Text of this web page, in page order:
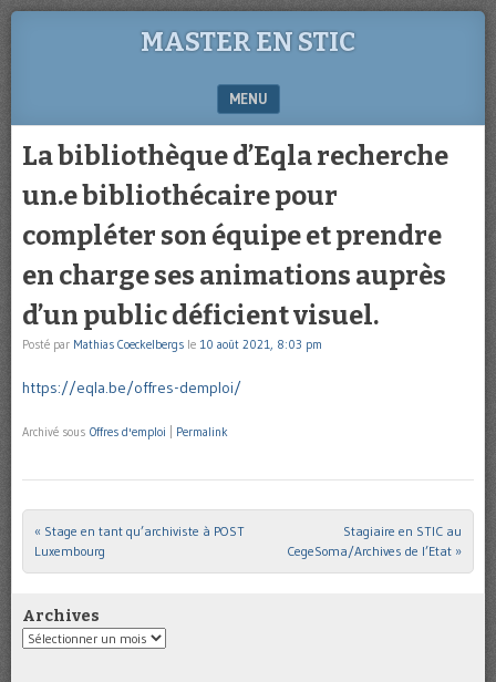
MASTER EN STIC
MENU
La bibliothèque d’Eqla recherche
un.e bibliothécaire pour
compléter son équipe et prendre
en charge ses animations auprès
d’un public déficient visuel.
Posté par Mathias Coeckelbergs le 10 août 2021, 8:03 pm
https://eqla.be/offres-demploi/
Archivé sous Offres d'emploi Permalink
Post navigation
« Stage en tant qu’archiviste à POST
Luxembourg
Stagiaire en STIC au
CegeSoma/Archives de l’Etat »
Archives
Archives